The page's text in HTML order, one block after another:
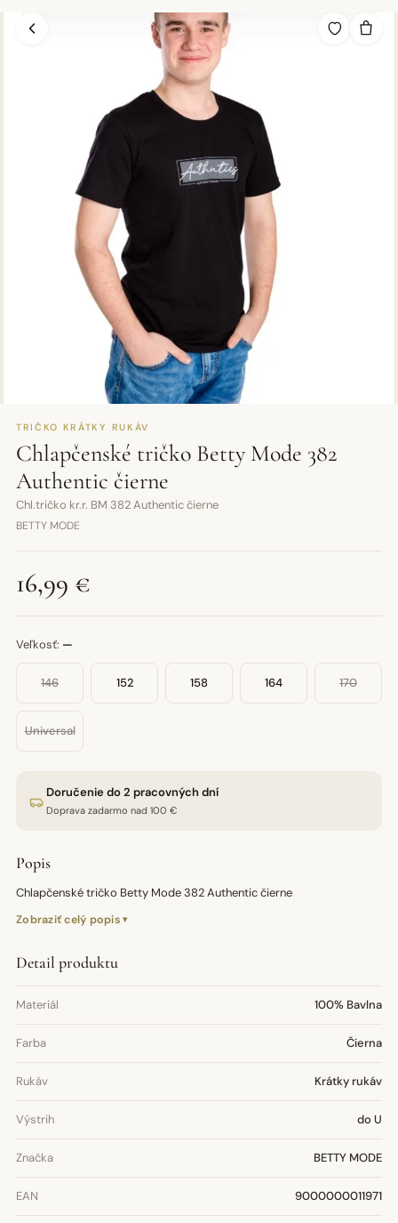
TRIČKO KRÁTKY RUKÁV
Chlapčenské tričko Betty Mode 382
Authentic čierne
Chl.tričko kr.r. BM 382 Authentic čierne
BETTY MODE
16,99 €
Veľkosť: —
146 152 158 164 170
Universal
Doručenie do 2 pracovných dní
Doprava zadarmo nad 100 €
Popis
Chlapčenské tričko Betty Mode 382 Authentic čierne
Zobraziť celý popis
Detail produktu
Materiál 100% Bavlna
Farba Čierna
Rukáv Krátky rukáv
Výstrih do U
Značka BETTY MODE
EAN 9000000011971